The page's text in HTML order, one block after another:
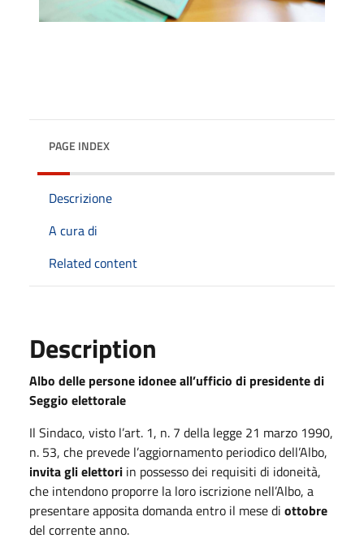
PAGE INDEX
Descrizione
A cura di
Related content
Description
Albo delle persone idonee all’ufficio di presidente di
Seggio elettorale
Il Sindaco, visto l’art. 1, n. 7 della legge 21 marzo 1990,
n. 53, che prevede l’aggiornamento periodico dell’Albo,
invita gli elettori in possesso dei requisiti di idoneità,
che intendono proporre la loro iscrizione nell’Albo, a
presentare apposita domanda entro il mese di ottobre
del corrente anno.